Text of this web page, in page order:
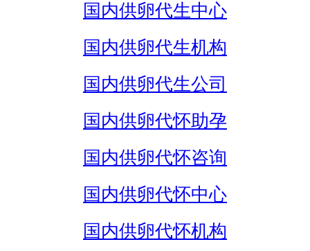
国内供卵代生中心
国内供卵代生机构
国内供卵代生公司
国内供卵代怀助孕
国内供卵代怀咨询
国内供卵代怀中心
国内供卵代怀机构